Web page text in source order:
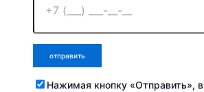
Нажимая кнопку «Отправить»,